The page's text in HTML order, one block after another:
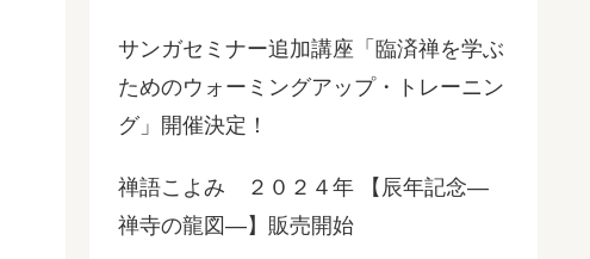
サンガセミナー追加講座「臨済禅を学ぶ
ためのウォーミングアップ・トレーニン
グ」開催決定！
禅語こよみ ２０２４年 【辰年記念―
禅寺の龍図―】販売開始